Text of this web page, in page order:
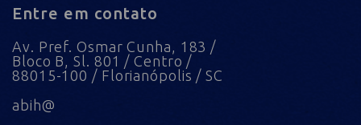
Entre em contato
Av. Pref. Osmar Cunha, 183 /
Bloco B, Sl. 801 / Centro /
88015-100 / Florianópolis / SC
abih@